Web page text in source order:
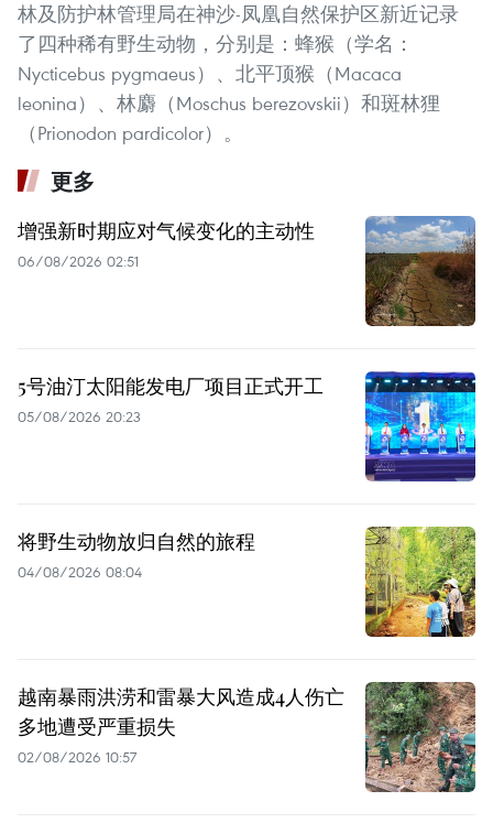
林及防护林管理局在神沙-凤凰自然保护区新近记录
了四种稀有野生动物，分别是：蜂猴（学名：
Nycticebus pygmaeus）、北平顶猴（Macaca
leonina）、林麝（Moschus berezovskii）和斑林狸
（Prionodon pardicolor）。
更多
增强新时期应对气候变化的主动性
06/08/2026 02:51
5号油汀太阳能发电厂项目正式开工
05/08/2026 20:23
将野生动物放归自然的旅程
04/08/2026 08:04
越南暴雨洪涝和雷暴大风造成4人伤亡
多地遭受严重损失
02/08/2026 10:57